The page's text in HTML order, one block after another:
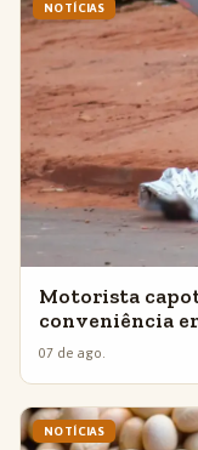
NOTÍCIAS
Motorista
conveniência
07 de ago.
NOTÍCIAS